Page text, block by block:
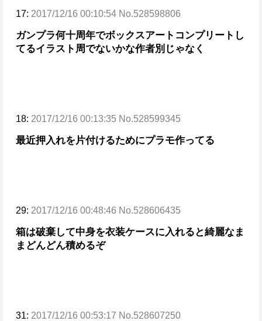
17: 2017/12/16 00:10:54 No.528598806
ガンプラ何十周年でボックスアートコンプリートし
てるイラスト周でないかな作者別じゃなく
18: 2017/12/16 00:13:35 No.528599345
最近押入れを片付けるためにプラモ作ってる
29: 2017/12/16 00:48:46 No.528606435
箱は破棄して中身を衣装ケースに入れると綺麗なま
まどんどん積めるぞ
31: 2017/12/16 00:53:17 No.528607250